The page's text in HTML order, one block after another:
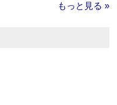
もっと見る »